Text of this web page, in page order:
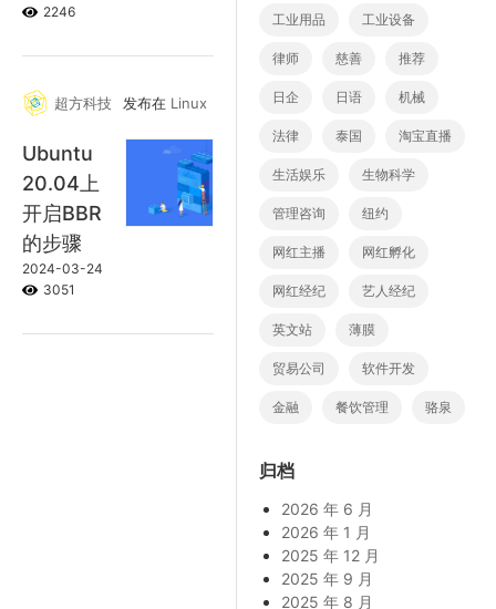
2246
超方科技 发布在 Linux
Ubuntu
20.04上
开启BBR
的步骤
2024-03-24
3051
工业用品 工业设备
律师 慈善 推荐
日企 日语 机械
法律 泰国 淘宝直播
生活娱乐 生物科学
管理咨询 纽约
网红主播 网红孵化
网红经纪 艺人经纪
英文站 薄膜
贸易公司 软件开发
金融 餐饮管理 骆泉
归档
2026 年 6 月
2026 年 1 月
2025 年 12 月
2025 年 9 月
2025 年 8 月